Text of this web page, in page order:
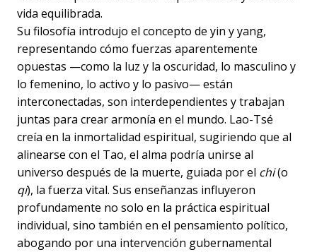
vida equilibrada.
Su filosofía introdujo el concepto de yin y yang,
representando cómo fuerzas aparentemente
opuestas —como la luz y la oscuridad, lo masculino y
lo femenino, lo activo y lo pasivo— están
interconectadas, son interdependientes y trabajan
juntas para crear armonía en el mundo. Lao-Tsé
creía en la inmortalidad espiritual, sugiriendo que al
alinearse con el Tao, el alma podría unirse al
universo después de la muerte, guiada por el chi(o
qi), la fuerza vital. Sus enseñanzas influyeron
profundamente no solo en la práctica espiritual
individual, sino también en el pensamiento político,
abogando por una intervención gubernamental